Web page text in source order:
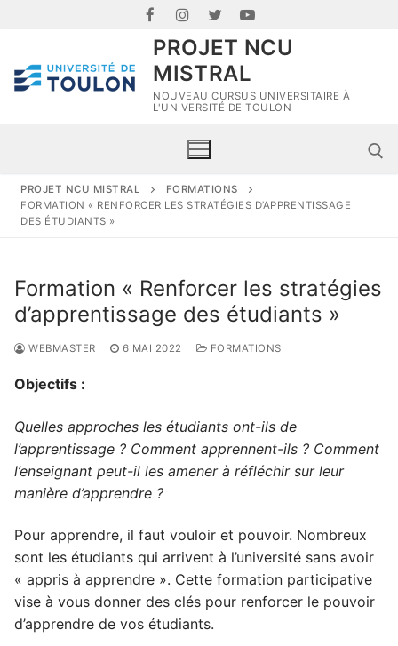
PROJET NCU
MISTRAL
NOUVEAU CURSUS UNIVERSITAIRE À
L'UNIVERSITÉ DE TOULON
PROJET NCU MISTRAL
FORMATIONS
FORMATION « RENFORCER LES STRATÉGIES D’APPRENTISSAGE
DES ÉTUDIANTS »
Formation « Renforcer les stratégies
d’apprentissage des étudiants »
WEBMASTER 6 MAI 2022 FORMATIONS
Objectifs :
Quelles approches les étudiants ont-ils de
l’apprentissage ? Comment apprennent-ils ? Comment
l’enseignant peut-il les amener à réfléchir sur leur
manière d’apprendre ?
Pour apprendre, il faut vouloir et pouvoir. Nombreux
sont les étudiants qui arrivent à l’université sans avoir
« appris à apprendre ». Cette formation participative
vise à vous donner des clés pour renforcer le pouvoir
d’apprendre de vos étudiants.